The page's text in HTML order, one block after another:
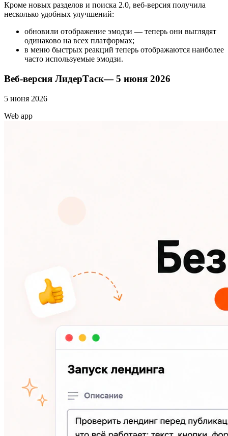
Кроме новых разделов и поиска 2.0, веб-версия получила
несколько удобных улучшений:
обновили отображение эмодзи — теперь они выглядят
одинаково на всех платформах;
в меню быстрых реакций теперь отображаются наиболее
часто используемые эмодзи.
Веб-версия ЛидерТаск— 5 июня 2026
5 июня 2026
Web app